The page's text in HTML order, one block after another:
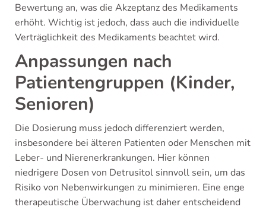
Bewertung an, was die Akzeptanz des Medikaments
erhöht. Wichtig ist jedoch, dass auch die individuelle
Verträglichkeit des Medikaments beachtet wird.
Anpassungen nach
Patientengruppen (Kinder,
Senioren)
Die Dosierung muss jedoch differenziert werden,
insbesondere bei älteren Patienten oder Menschen mit
Leber- und Nierenerkrankungen. Hier können
niedrigere Dosen von Detrusitol sinnvoll sein, um das
Risiko von Nebenwirkungen zu minimieren. Eine enge
therapeutische Überwachung ist daher entscheidend